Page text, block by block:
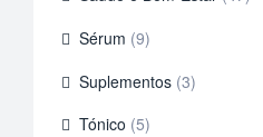
Sérum (9)
Suplementos (3)
Tónico (5)